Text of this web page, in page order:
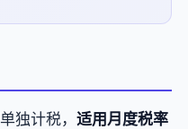
独计税， 适用月度税率